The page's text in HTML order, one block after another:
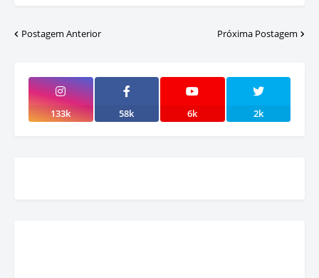
Postagem Anterior Próxima Postagem
133k 58k 6k 2k